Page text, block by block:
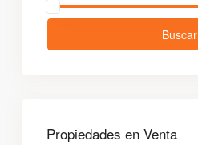
Buscar
Propiedades en Venta